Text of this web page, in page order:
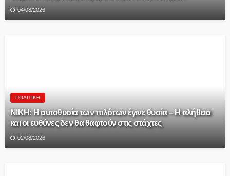
04/08/2026
ΠΟΛΙΤΙΚΉ
ΝΙΚΗ: Η αυτοθυσία των πιλότων έγινε θυσία – Η αλήθεια
και οι ευθύνες δεν θα θαφτούν στις στάχτες
02/08/2026